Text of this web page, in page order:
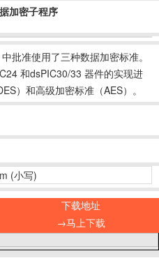
加密子程序
批准使用了三种数据加密标准。
和dsPIC30/33 器件的实现进
）和高级加密标准（AES）。
(小写)
下载地址
→马上下载